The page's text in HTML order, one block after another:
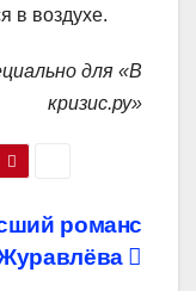
в воздухе.
для «В
кризис.ру»
романс